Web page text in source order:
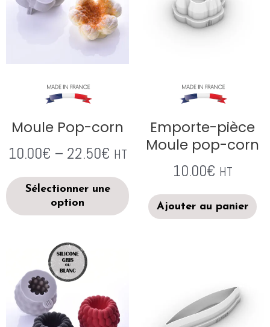
Moule Pop-corn
10.00€ – 22.50€ HT
Sélectionner une
option
Emporte-pièce
Moule pop-corn
10.00€ HT
Ajouter au panier